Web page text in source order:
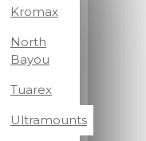
Kromax
North
Bayou
Tuarex
Ultramounts